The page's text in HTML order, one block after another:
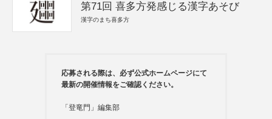
第71回 喜多方発感じる漢字あそび
漢字のまち喜多方
応募される際は、必ず公式ホームページにて
最新の開催情報をご確認ください。
「登竜門」編集部